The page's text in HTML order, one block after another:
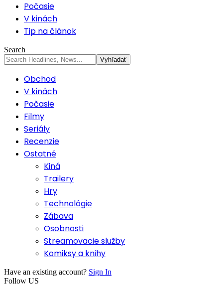
Počasie
V kinách
Tip na článok
Search
Obchod
V kinách
Počasie
Filmy
Seriály
Recenzie
Ostatné
Kiná
Trailery
Hry
Technológie
Zábava
Osobnosti
Streamovacie služby
Komiksy a knihy
Have an existing account? Sign In
Follow US